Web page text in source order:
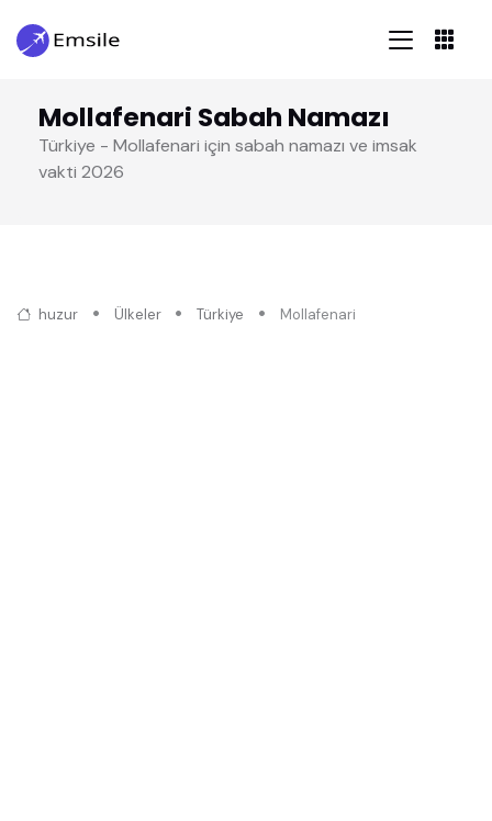
Mollafenari Sabah Namazı
Türkiye - Mollafenari için sabah namazı ve imsak
vakti 2026
huzur Ülkeler Türkiye Mollafenari